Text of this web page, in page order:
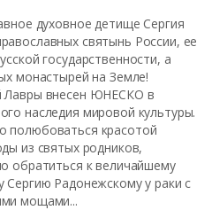
духовное детище Сергия
святынь России, ее
государственности, а
монастырей на Земле!
Лавры внесен ЮНЕСКО в
наследия мировой культуры.
полюбоваться красотой
из святых родников,
обратиться к величайшему
Сергию Радонежскому у раки с
мощами...